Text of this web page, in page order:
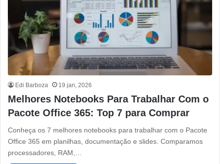
Edi Barboza 19 jan, 2026
Melhores Notebooks Para Trabalhar Com o
Pacote Office 365: Top 7 para Comprar
Conheça os 7 melhores notebooks para trabalhar com o Pacote
Office 365 em planilhas, documentação e slides. Comparamos
processadores, RAM,…